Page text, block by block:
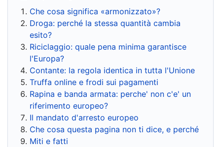
Che cosa significa «armonizzato»?
Droga: perché la stessa quantità cambia
esito?
Riciclaggio: quale pena minima garantisce
l'Europa?
Contante: la regola identica in tutta l'Unione
Truffa online e frodi sui pagamenti
Rapina e banda armata: perche' non c'e' un
riferimento europeo?
Il mandato d'arresto europeo
Che cosa questa pagina non ti dice, e perché
Miti e fatti